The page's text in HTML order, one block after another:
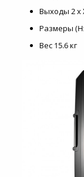
Выходы 2 x
Размеры
Вес 15.6 кг